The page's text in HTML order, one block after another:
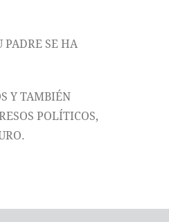
SE HA
Y TAMBIÉN
POLÍTICOS,